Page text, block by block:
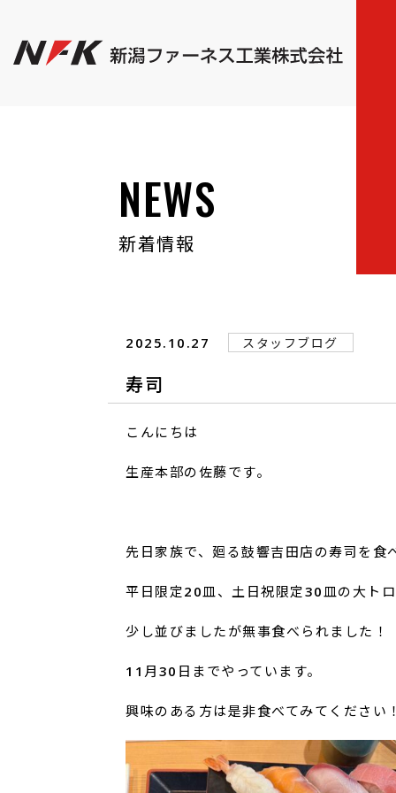
NEWS
新着情報
2025.10.27 スタッフブログ
寿司
こんにちは
生産本部の佐藤です。
先日家族で、廻る鼓響吉田店の寿司を食
平日限定20皿、土日祝限定30皿の大ト
少し並びましたが無事食べられました！
11月30日までやっています。
興味のある方は是非食べてみてください